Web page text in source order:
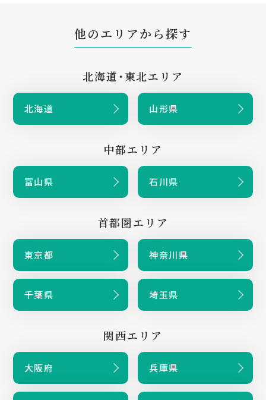
他のエリアから探す
北海道・東北エリア
北海道 山形県
中部エリア
富山県 石川県
首都圏エリア
東京都 神奈川県
千葉県 埼玉県
関西エリア
大阪府 兵庫県